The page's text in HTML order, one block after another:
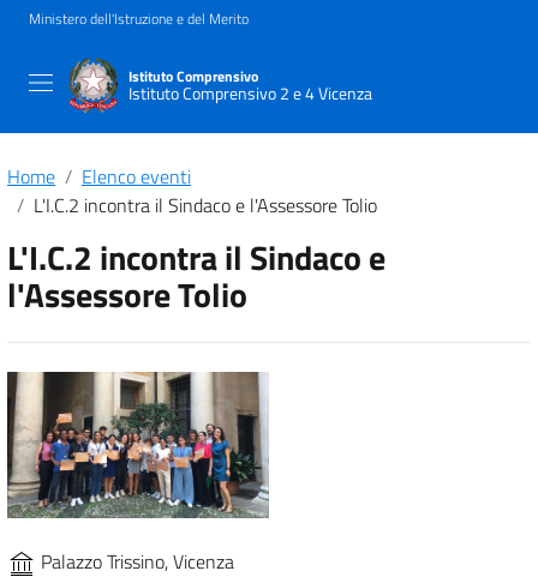
Ministero dell'Istruzione e del Merito
Istituto Comprensivo
Istituto Comprensivo 2 e 4 Vicenza
Home
Elenco eventi
L'I.C.2 incontra il Sindaco e l'Assessore Tolio
L'I.C.2 incontra il Sindaco e
l'Assessore Tolio
Palazzo Trissino, Vicenza